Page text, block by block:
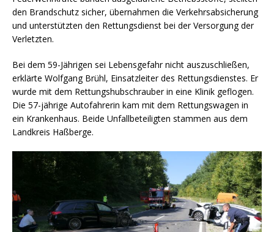
den Brandschutz sicher, übernahmen die Verkehrsabsicherung
und unterstützten den Rettungsdienst bei der Versorgung der
Verletzten.
Bei dem 59-Jährigen sei Lebensgefahr nicht auszuschließen,
erklärte Wolfgang Brühl, Einsatzleiter des Rettungsdienstes. Er
wurde mit dem Rettungshubschrauber in eine Klinik geflogen.
Die 57-jährige Autofahrerin kam mit dem Rettungswagen in
ein Krankenhaus. Beide Unfallbeteiligten stammen aus dem
Landkreis Haßberge.